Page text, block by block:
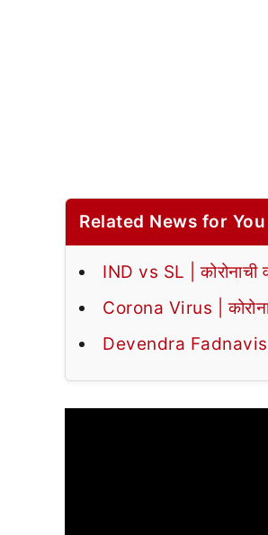
Related News for You
IND vs SL | कोरोनाची
Corona Virus |
Devendra Fadnavis |